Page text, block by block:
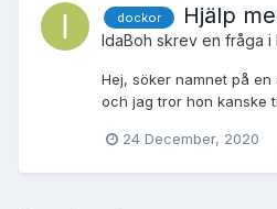
dockor Hjälp
IdaBoh skrev en fråga i
Hej, söker namnet på
och jag tror hon kanske
24 December, 2020